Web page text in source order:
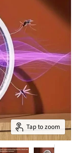
Tap to zoom